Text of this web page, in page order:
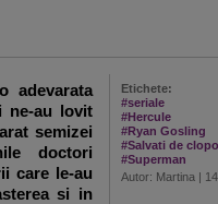
Etichete:
#seriale
#Hercule
#Ryan Gosling
#Salvati de
#Superman
Autor: Martina |
adevarata
ne-au lovit
semizei
doctori
care le-au
si in